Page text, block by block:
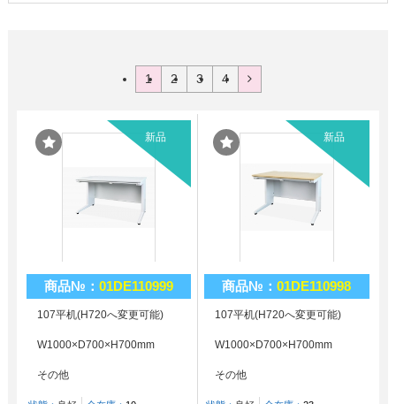
1 2 3 4
商品№：01DE110999
新品
107平机(H720へ変更可能)
W1000×D700×H700mm
その他
商品№：01DE110998
新品
107平机(H720へ変更可能)
W1000×D700×H700mm
その他